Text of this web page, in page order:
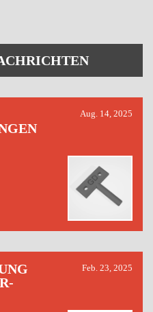
Aug. 14, 2025
Feb. 23, 2025